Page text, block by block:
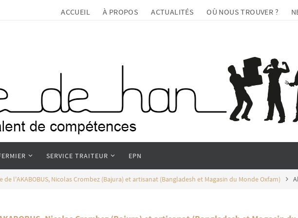
ACCUEIL À PROPOS ACTUALITÉS OÙ NOUS TROUVER ?
SERVICE TRAITEUR EPN
l'AKABOBUS, Nicolas Crombez (Bajura) et artisanat (Bangladesh et Magasin du Monde Oxfam)